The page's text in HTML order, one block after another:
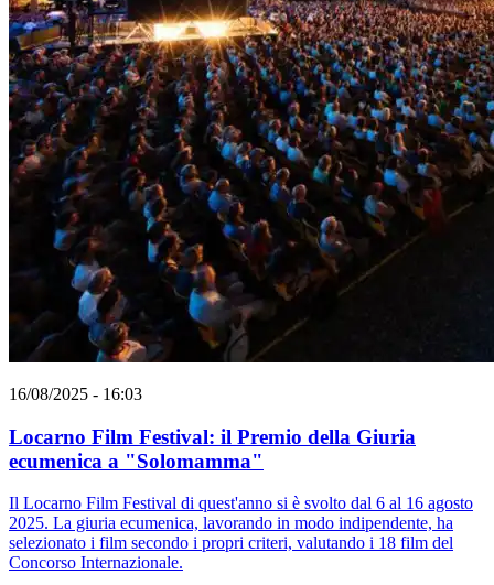
16/08/2025 - 16:03
Locarno Film Festival: il Premio della Giuria
ecumenica a "Solomamma"
Il Locarno Film Festival di quest'anno si è svolto dal 6 al 16 agosto
2025. La giuria ecumenica, lavorando in modo indipendente, ha
selezionato i film secondo i propri criteri, valutando i 18 film del
Concorso Internazionale.